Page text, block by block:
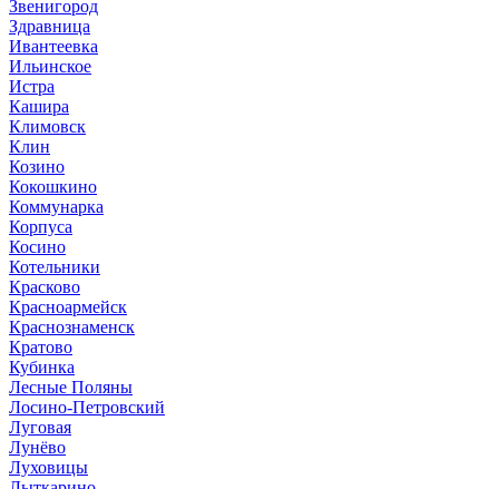
Звенигород
Здравница
Ивантеевка
Ильинское
Истра
Кашира
Климовск
Клин
Козино
Кокошкино
Коммунарка
Корпуса
Косино
Котельники
Красково
Красноармейск
Краснознаменск
Кратово
Кубинка
Лесные Поляны
Лосино-Петровский
Луговая
Лунёво
Луховицы